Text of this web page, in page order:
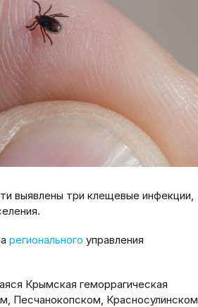
выявлены три клещевые инфекции,
регионального управления
Крымская геморрагическая
Песчанокопском, Красносулинском,